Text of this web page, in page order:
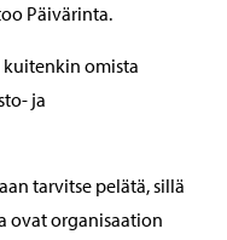
Päivärinta.
omista
ja
tarvitse pelätä, sillä
ovat organisaation